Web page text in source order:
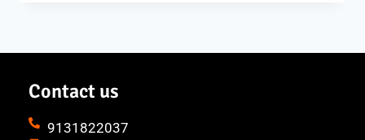
Contact us
9131822037